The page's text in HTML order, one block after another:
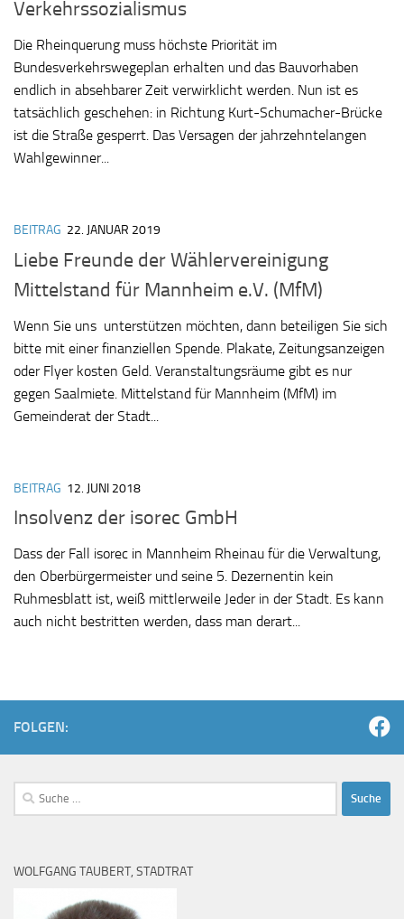
Verkehrssozialismus
Die Rheinquerung muss höchste Priorität im
Bundesverkehrswegeplan erhalten und das Bauvorhaben
endlich in absehbarer Zeit verwirklicht werden. Nun ist es
tatsächlich geschehen: in Richtung Kurt-Schumacher-Brücke
ist die Straße gesperrt. Das Versagen der jahrzehntelangen
Wahlgewinner...
BEITRAG 22. JANUAR 2019
Liebe Freunde der Wählervereinigung
Mittelstand für Mannheim e.V. (MfM)
Wenn Sie uns unterstützen möchten, dann beteiligen Sie sich
bitte mit einer finanziellen Spende. Plakate, Zeitungsanzeigen
oder Flyer kosten Geld. Veranstaltungsräume gibt es nur
gegen Saalmiete. Mittelstand für Mannheim (MfM) im
Gemeinderat der Stadt...
BEITRAG 12. JUNI 2018
Insolvenz der isorec GmbH
Dass der Fall isorec in Mannheim Rheinau für die Verwaltung,
den Oberbürgermeister und seine 5. Dezernentin kein
Ruhmesblatt ist, weiß mittlerweile Jeder in der Stadt. Es kann
auch nicht bestritten werden, dass man derart...
FOLGEN:
Suche
nach:
WOLFGANG TAUBERT, STADTRAT